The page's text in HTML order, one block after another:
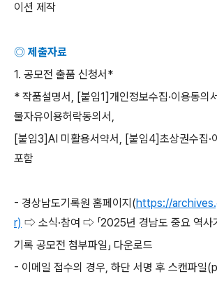
이션 제작
◎ 제출자료
1. 공모전 출품 신청서*
* 작품설명서, [붙임1]개인정보수집·이용동의
물자유이용허락동의서,
[붙임3]AI 미활용서약서, [붙임4]초상권수집·
포함
- 경상남도기록원 홈페이지 (https://
r) ⇨ 소식·참여 ⇨ 「2025년 경남도 중요 역사
기록 공모전 첨부파일」 다운로드
- 이메일 접수의 경우, 하단 서명 후 스캔파일